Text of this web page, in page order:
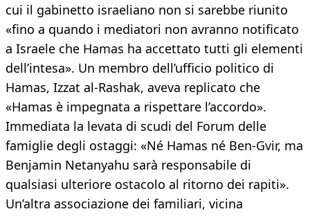
cui il gabinetto israeliano non si sarebbe riunito
«fino a quando i mediatori non avranno notificato
a Israele che Hamas ha accettato tutti gli elementi
dell’intesa». Un membro dell’ufficio politico di
Hamas, Izzat al-Rashak, aveva replicato che
«Hamas è impegnata a rispettare l’accordo».
Immediata la levata di scudi del Forum delle
famiglie degli ostaggi: «Né Hamas né Ben-Gvir, ma
Benjamin Netanyahu sarà responsabile di
qualsiasi ulteriore ostacolo al ritorno dei rapiti».
Un’altra associazione dei familiari, vicina